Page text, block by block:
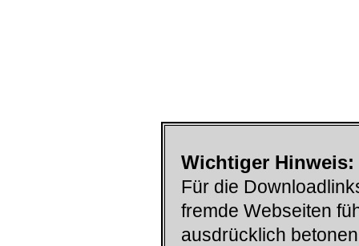
Wichtiger Hinweis:
Für die
fremde Webseiten
ausdrücklich